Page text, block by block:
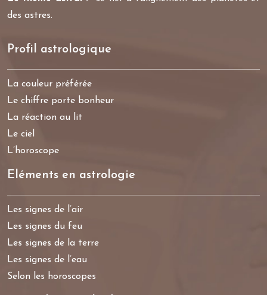
des astres.
Profil astrologique
La couleur préférée
Le chiffre porte bonheur
La réaction au lit
Le ciel
L’horoscope
Eléments en astrologie
Les signes de l’air
Les signes du feu
Les signes de la terre
Les signes de l’eau
Selon les horoscopes